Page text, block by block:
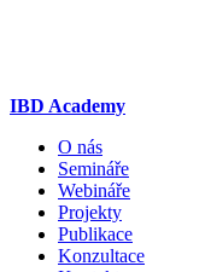
IBD Academy
O nás
Semináře
Webináře
Projekty
Publikace
Konzultace